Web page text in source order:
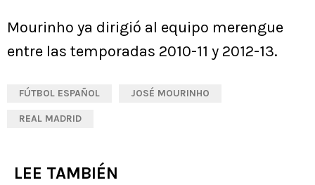
Mourinho ya dirigió al equipo merengue
entre las temporadas 2010-11 y 2012-13.
FÚTBOL ESPAÑOL JOSÉ MOURINHO
REAL MADRID
LEE TAMBIÉN